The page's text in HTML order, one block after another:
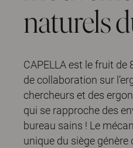
naturels
CAPELLA est le fruit de
de collaboration sur
chercheurs et des
qui se rapproche des
bureau sains ! Le
unique du siège